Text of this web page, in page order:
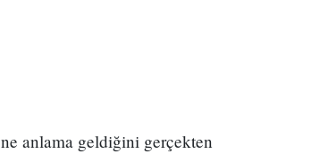
anlama geldiğini gerçekten